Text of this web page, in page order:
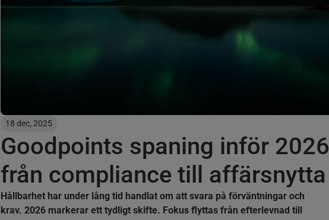
18 dec, 2025
Goodpoints spaning inför
från compliance till affärsnytta
Hållbarhet har under lång tid handlat om att svara på förväntningar och
krav. 2026 markerar ett tydligt skifte. Fokus flyttas från efterlevnad till